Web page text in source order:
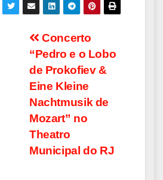
Concerto
“Pedro e o Lobo
de Prokofiev &
Eine Kleine
Nachtmusik de
Mozart” no
Theatro
Municipal do RJ